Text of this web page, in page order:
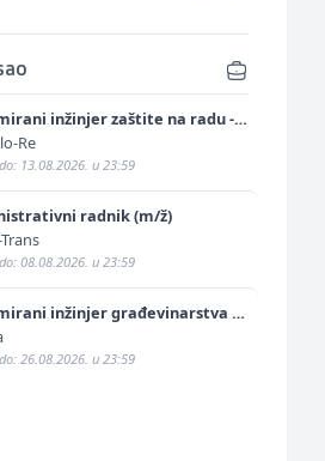
inžinjer zaštite na radu -
inžinjer sigurnosti i pomoći
Re
13.08.2026. u 23:59
radnik (m/ž)
08.08.2026. u 23:59
inžinjer građevinarstva -
smjer (m/ž)
26.08.2026. u 23:59